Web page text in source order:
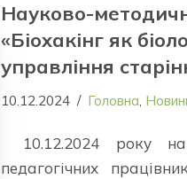
Науково-
«Біохакінг як
управління
10.12.2024 Головна,
10.12.2024 року
педагогічних